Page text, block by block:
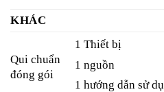
KHÁC
Qui chuẩn
đóng gói
1 Thiết bị
1 nguồn
1 hướng dẫn sử